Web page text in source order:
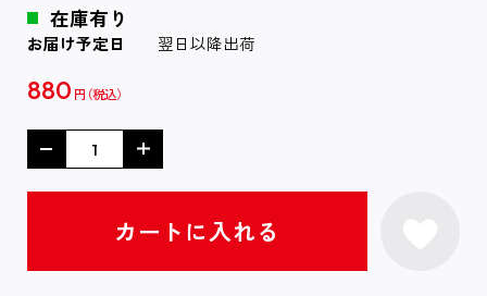
在庫有り
お届け予定日 翌日以降出荷
880 円